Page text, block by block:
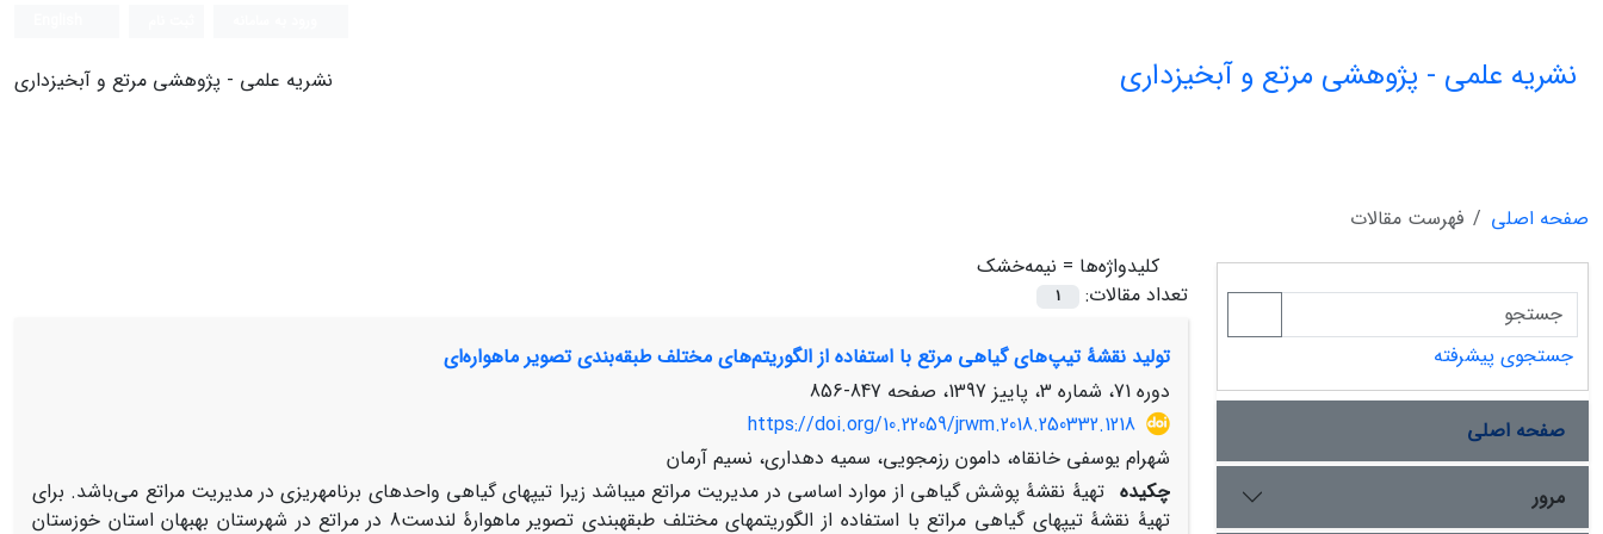
نشریه علمی - پژوهشی مرتع و آبخیزداری نشریه علمی - پژوهشی مرتع و آبخیزداری
صفحه اصلی
فهرست مقالات
کلیدواژه‌ها = نیمه‌خشک
تعداد مقالات:
1
تولید نقشۀ تیپ‌های گیاهی مرتع با استفاده از الگوریتم‌های مختلف طبقه‌بندی تصویر ماهواره‌ای
دوره 71، شماره 3، پاییز 1397، صفحه
847-856
https://doi.org/10.22059/jrwm.2018.250332.1218
شهرام یوسفی خانقاه، دامون رزمجویی، سمیه دهداری، نسیم آرمان
چکیده تهیۀ نقشۀ پوشش گیاهی از موارد اساسی در مدیریت مراتع می­باشد زیرا تیپ­های گیاهی واحدهای برنامه­ریزی در مدیریت مراتع می‌باشد. برای
تهیۀ نقشۀ تیپ­های گیاهی مراتع با استفاده از الگوریتم­های مختلف طبقه­بندی تصویر ماهوارۀ لندست8 در مراتع در شهرستان بهبهان استان خوزستان
جستجوی پیشرفته
صفحه اصلی
مرور